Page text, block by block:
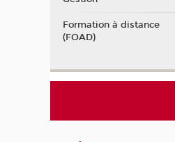
Formation à distance
(FOAD)